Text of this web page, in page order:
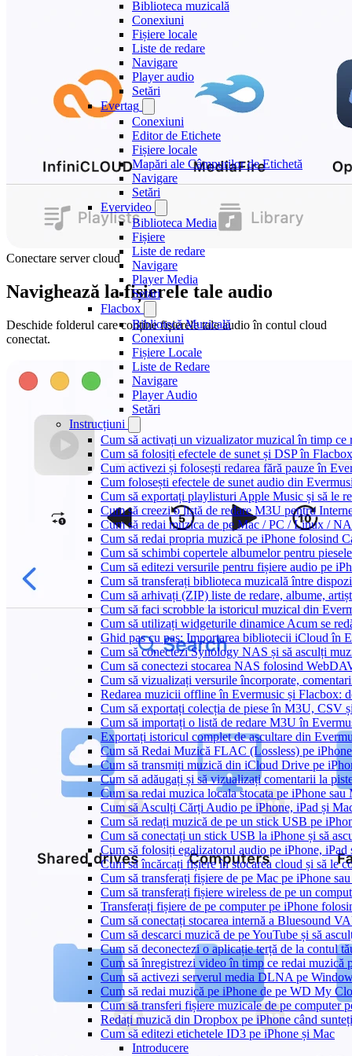
Biblioteca muzicală
Conexiuni
Fișiere locale
Liste de redare
Navigare
Player audio
Setări
Evertag
Conexiuni
Editor de Etichete
Fișiere locale
Mapări ale Câmpurilor de Etichetă
Navigare
Setări
Evervideo
Biblioteca Media
Fișiere
Liste de redare
Navigare
Player Media
Setări
Flacbox
Bibliotecă Muzicală
Conexiuni
Fișiere Locale
Liste de Redare
Navigare
Player Audio
Setări
Instrucțiuni
Cum să activați un vizualizator muzical în timp ce
Cum să folosiți efectele de sunet și DSP în
Cum activezi și folosești redarea fără pauze în
Cum folosești efectele de sunet audio din
Cum să exportați playlisturi Apple Music și să le
Cum să creezi o listă de redare M3U pentru
Cum să redai muzica de pe Mac / PC / Linux /
Cum să redai propria muzică pe iPhone folosind
Cum să schimbi copertele albumelor pentru
Cum să editezi versurile pentru fișiere audio pe
Cum să transferați biblioteca muzicală între
Cum să arhivați (ZIP) liste de redare, albume,
Cum să faci scrobble la istoricul muzical din
Cum să utilizați widgeturile dinamice Acum se
Ghid pas cu pas: Importarea bibliotecii iCloud în
Cum să conectezi Synology NAS și să asculți
Cum să conectezi stocarea NAS folosind
Cum să vizualizați versurile încorporate,
Redarea muzicii offline în Evermusic și Flacbox:
Cum să exportați colecția de piese în M3U, CSV
Cum să importați o listă de redare M3U în
Exportați istoricul complet de ascultare din
Cum să Redai Muzică FLAC (Lossless) pe
Cum să transmiți muzică din iCloud Drive pe
Cum să adăugați și să vizualizați comentarii la
Cum sa redai muzica locala stocata pe iPhone sau
Cum să Asculți Cărți Audio pe iPhone, iPad și
Cum să redați muzică de pe un stick USB pe
Cum să conectați un stick USB la iPhone și să
Cum să folosiți egalizatorul audio pe iPhone,
Cum să încărcați fișiere în stocarea cloud și să le
Cum să transferați fișiere de pe Mac pe iPhone
Cum să transferați fișiere wireless de pe un
Transferați fișiere de pe computer pe iPhone
Cum să conectați stocarea internă a Bluesound
Cum să descarci muzică de pe YouTube și să
Cum să deconectezi o aplicație terță de la contul
Cum să înregistrezi video în timp ce redai muzică
Cum să activezi serverul media DLNA pe
Cum să redai muzică pe iPhone de pe WD My
Cum să transferi fișiere muzicale de pe computer
Redați muzică din Dropbox pe iPhone când
Cum să editezi etichetele ID3 pe iPhone și Mac
Introducere
Conectare server cloud
Navighează la fișierele tale audio
Deschide folderul care conține fișierele tale audio în contul cloud
conectat.